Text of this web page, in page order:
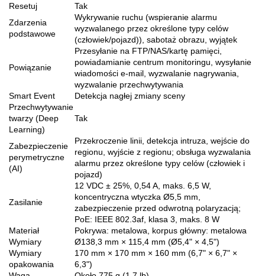
Resetuj
Tak
Zdarzenia
podstawowe
Wykrywanie ruchu (wspieranie alarmu
wyzwalanego przez określone typy celów
(człowiek/pojazd)), sabotaż obrazu, wyjątek
Powiązanie
Przesyłanie na FTP/NAS/kartę pamięci,
powiadamianie centrum monitoringu, wysyłanie
wiadomości e-mail, wyzwalanie nagrywania,
wyzwalanie przechwytywania
Smart Event
Detekcja nagłej zmiany sceny
Przechwytywanie
twarzy (Deep
Learning)
Tak
Zabezpieczenie
perymetryczne
(AI)
Przekroczenie linii, detekcja intruza, wejście do
regionu, wyjście z regionu; obsługa wyzwalania
alarmu przez określone typy celów (człowiek i
pojazd)
Zasilanie
12 VDC ± 25%, 0,54 A, maks. 6,5 W,
koncentryczna wtyczka Ø5,5 mm,
zabezpieczenie przed odwrotną polaryzacją;
PoE: IEEE 802.3af, klasa 3, maks. 8 W
Materiał
Pokrywa: metalowa, korpus główny: metalowa
Wymiary
Ø138,3 mm × 115,4 mm (Ø5,4" × 4,5")
Wymiary
opakowania
170 mm × 170 mm × 160 mm (6,7" × 6,7" ×
6,3")